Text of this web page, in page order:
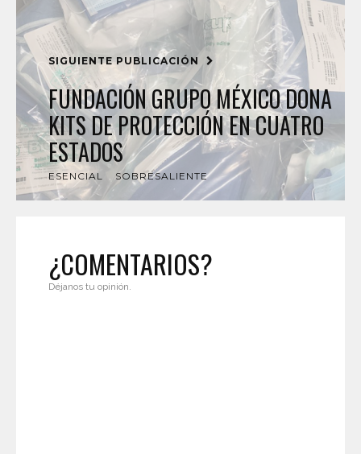
SIGUIENTE PUBLICACIÓN
FUNDACIÓN GRUPO MÉXICO DONA
KITS DE PROTECCIÓN EN CUATRO
ESTADOS
ESENCIAL SOBRESALIENTE
¿COMENTARIOS?
Déjanos tu opinión.